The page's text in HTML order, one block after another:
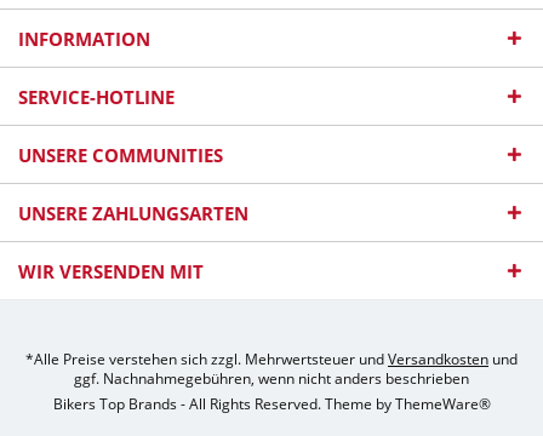
INFORMATION
SERVICE-HOTLINE
UNSERE COMMUNITIES
UNSERE ZAHLUNGSARTEN
WIR VERSENDEN MIT
*Alle Preise verstehen sich zzgl. Mehrwertsteuer undVersandkosten und
ggf. Nachnahmegebühren, wenn nicht anders beschrieben
Bikers Top Brands - All Rights Reserved. Theme byThemeWare®